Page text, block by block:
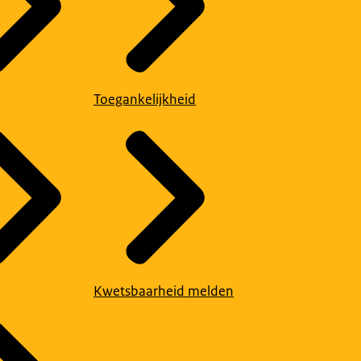
Toegankelijkheid
Kwetsbaarheid melden